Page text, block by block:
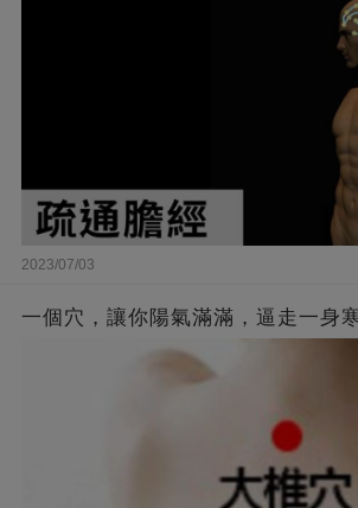
2023/07/03
一個穴，讓你陽氣滿滿，逼走一身